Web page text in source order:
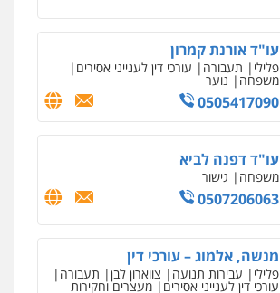
חמורה מעצרים וחקירות
0507587013
עו"ד נס בן נתן
0505555110
עו"ד יצחק איצקוביץ'
0526655833